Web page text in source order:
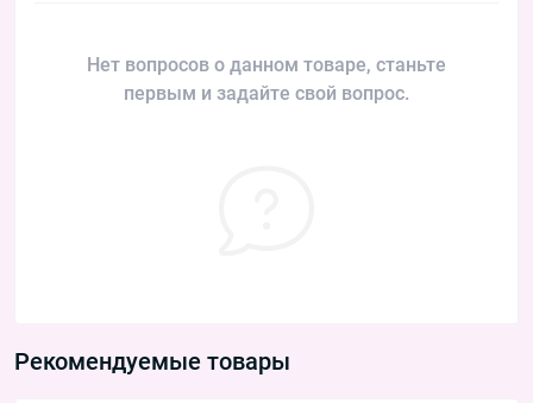
Нет вопросов о данном товаре, станьте
первым и задайте свой вопрос.
Рекомендуемые товары